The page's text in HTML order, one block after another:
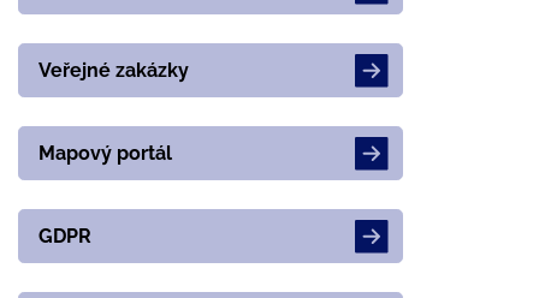
Veřejné zakázky
Mapový portál
GDPR